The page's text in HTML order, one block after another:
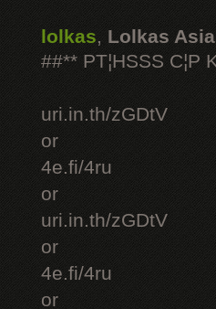
lolkas, Lolkas
##** PT¦HSSS C¦P
uri.in.th/zGDtV
or
4e.fi/4ru
or
uri.in.th/zGDtV
or
4e.fi/4ru
or